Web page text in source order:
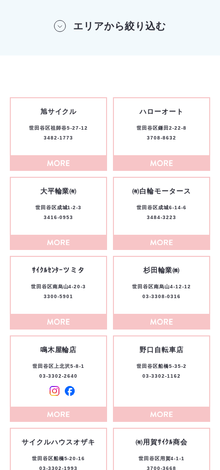
エリアから絞り込む
旭サイクル
世田谷区祖師谷5-27-12
3482-1773
ハローオート
世田谷区鎌田2-22-8
3708-8632
大平輪業㈲
世田谷区成城1-2-3
3416-0953
㈲白輪モータース
世田谷区成城6-14-6
3484-3223
ｻｲｸﾙｾﾝﾀｰツミタ
世田谷区南烏山4-20-3
3300-5901
杉田輪業㈱
世田谷区南烏山4-12-12
03-3308-0316
鳴木屋輪店
世田谷区上北沢5-8-1
03-3302-2640
野口自転車店
世田谷区船橋5-35-2
03-3302-1162
サイクルハウスオザキ
世田谷区船橋5-20-16
03-3302-1993
㈲用賀ｻｲｸﾙ商会
世田谷区用賀4-1-1
3700-3668